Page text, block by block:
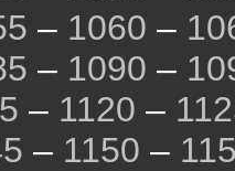
– 1060 –
– 1090 –
– 1120 –
– 1150 –